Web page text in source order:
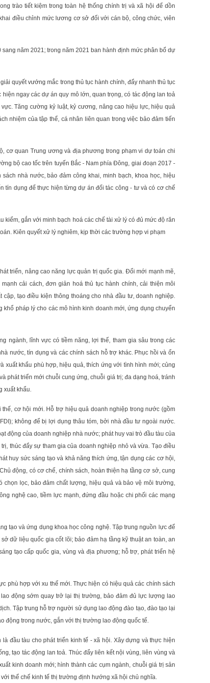
trào tiết kiệm trong toàn hệ thống chính trị và xã hội để dồn
điều chỉnh mức lương cơ sở đối với cán bộ, công chức, viên
năm 2021; trong năm 2021 ban hành định mức phân bổ dự
quyết vướng mắc trong thủ tục hành chính, đẩy nhanh thủ tục
ngay các dự án quy mô lớn, quan trọng, có tác động lan toả
Tăng cường kỷ luật, kỷ cương, nâng cao hiệu lực, hiệu quả
nhiệm của tập thể, cá nhân liên quan trong việc bảo đảm tiến
cơ quan Trung ương và địa phương trong phạm vi dự toán chi
bộ cao tốc trên tuyến Bắc - Nam phía Đông, giai đoạn 2017 -
nhà nước, bảo đảm công khai, minh bạch, khoa học, hiệu
tín dụng để thực hiện từng dự án đối tác công - tư và có cơ chế
kiểm, gắn với minh bạch hoá các chế tài xử lý có đủ mức độ răn
Kiên quyết xử lý nghiêm, kịp thời các trường hợp vi phạm
triển, nâng cao năng lực quản trị quốc gia. Đổi mới mạnh mẽ,
cải cách, đơn giản hoá thủ tục hành chính, cải thiện môi
tạo điều kiện thông thoáng cho nhà đầu tư, doanh nghiệp.
pháp lý cho các mô hình kinh doanh mới, ứng dụng chuyển
ngành, lĩnh vực có tiềm năng, lợi thế, tham gia sâu trong các
nước, tín dụng và các chính sách hỗ trợ khác. Phục hồi và ổn
xuất khẩu phù hợp, hiệu quả, thích ứng với tình hình mới; củng
phát triển mới chuỗi cung ứng, chuỗi giá trị; đa dạng hoá, tránh
xuất khẩu.
cơ hội mới. Hỗ trợ hiệu quả doanh nghiệp trong nước (gồm
không để bị lợi dụng thâu tóm, bởi nhà đầu tư ngoài nước.
động của doanh nghiệp nhà nước; phát huy vai trò đầu tàu của
thúc đẩy sự tham gia của doanh nghiệp nhỏ và vừa. Tạo điều
huy sức sáng tạo và khả năng thích ứng, tận dụng các cơ hội,
động, có cơ chế, chính sách, hoàn thiện hạ tầng cơ sở, cung
lọc, bảo đảm chất lượng, hiệu quả và bảo vệ môi trường,
nghệ cao, tiềm lực mạnh, đứng đầu hoặc chi phối các mạng
tạo và ứng dụng khoa học công nghệ. Tập trung nguồn lực để
dữ liệu quốc gia cốt lõi; bảo đảm hạ tầng kỹ thuật an toàn, an
tạo cấp quốc gia, vùng và địa phương; hỗ trợ, phát triển hệ
phù hợp với xu thế mới. Thực hiện có hiệu quả các chính sách
động sớm quay trở lại thị trường, bảo đảm đủ lực lượng lao
Tập trung hỗ trợ người sử dụng lao động đào tạo, đào tạo lại
động trong nước, gắn với thị trường lao động quốc tế.
đầu tàu cho phát triển kinh tế - xã hội. Xây dựng và thực hiện
tạo tác động lan toả. Thúc đẩy liên kết nội vùng, liên vùng và
kinh doanh mới; hình thành các cụm ngành, chuỗi giá trị sản
thể chế kinh tế thị trường định hướng xã hội chủ nghĩa.